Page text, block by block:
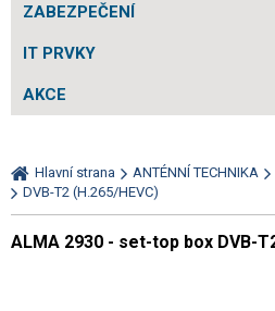
ZABEZPEČENÍ
IT PRVKY
AKCE
Hlavní strana ANTÉNNÍ TECHNIKA
DVB-T2 (H.265/HEVC)
ALMA 2930 - set-top box DVB-